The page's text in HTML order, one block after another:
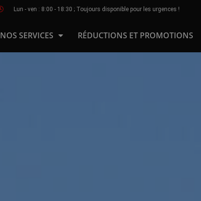
Lun - ven : 8:00 - 18:30 ; Toujours disponible pour les urgences !
NOS SERVICES RÉDUCTIONS ET PROMOTIONS